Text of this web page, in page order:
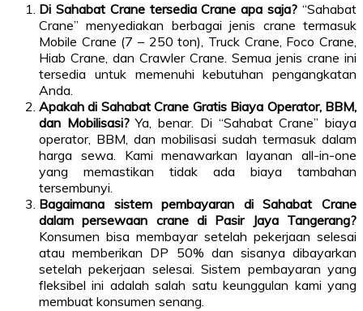
Di Sahabat Crane tersedia Crane apa saja? “Sahabat
Crane” menyediakan berbagai jenis crane termasuk
Mobile Crane (7 – 250 ton), Truck Crane, Foco Crane,
Hiab Crane, dan Crawler Crane. Semua jenis crane ini
tersedia untuk memenuhi kebutuhan pengangkatan
Anda.
Apakah di Sahabat Crane Gratis Biaya Operator, BBM,
dan Mobilisasi?Ya, benar. Di “Sahabat Crane” biaya
operator, BBM, dan mobilisasi sudah termasuk dalam
harga sewa. Kami menawarkan layanan all-in-one
yang memastikan tidak ada biaya tambahan
tersembunyi.
Bagaimana sistem pembayaran di Sahabat Crane
dalam persewaan crane di Pasir Jaya Tangerang?
Konsumen bisa membayar setelah pekerjaan selesai
atau memberikan DP 50% dan sisanya dibayarkan
setelah pekerjaan selesai. Sistem pembayaran yang
fleksibel ini adalah salah satu keunggulan kami yang
membuat konsumen senang.